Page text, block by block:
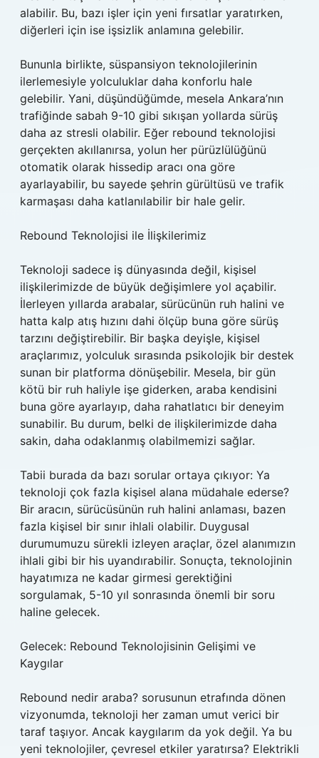
alabilir. Bu, bazı işler için yeni fırsatlar yaratırken,
diğerleri için ise işsizlik anlamına gelebilir.
Bununla birlikte, süspansiyon teknolojilerinin
ilerlemesiyle yolculuklar daha konforlu hale
gelebilir. Yani, düşündüğümde, mesela Ankara’nın
trafiğinde sabah 9-10 gibi sıkışan yollarda sürüş
daha az stresli olabilir. Eğer rebound teknolojisi
gerçekten akıllanırsa, yolun her pürüzlülüğünü
otomatik olarak hissedip aracı ona göre
ayarlayabilir, bu sayede şehrin gürültüsü ve trafik
karmaşası daha katlanılabilir bir hale gelir.
Rebound Teknolojisi ile İlişkilerimiz
Teknoloji sadece iş dünyasında değil, kişisel
ilişkilerimizde de büyük değişimlere yol açabilir.
İlerleyen yıllarda arabalar, sürücünün ruh halini ve
hatta kalp atış hızını dahi ölçüp buna göre sürüş
tarzını değiştirebilir. Bir başka deyişle, kişisel
araçlarımız, yolculuk sırasında psikolojik bir destek
sunan bir platforma dönüşebilir. Mesela, bir gün
kötü bir ruh haliyle işe giderken, araba kendisini
buna göre ayarlayıp, daha rahatlatıcı bir deneyim
sunabilir. Bu durum, belki de ilişkilerimizde daha
sakin, daha odaklanmış olabilmemizi sağlar.
Tabii burada da bazı sorular ortaya çıkıyor: Ya
teknoloji çok fazla kişisel alana müdahale ederse?
Bir aracın, sürücüsünün ruh halini anlaması, bazen
fazla kişisel bir sınır ihlali olabilir. Duygusal
durumumuzu sürekli izleyen araçlar, özel alanımızın
ihlali gibi bir his uyandırabilir. Sonuçta, teknolojinin
hayatımıza ne kadar girmesi gerektiğini
sorgulamak, 5-10 yıl sonrasında önemli bir soru
haline gelecek.
Gelecek: Rebound Teknolojisinin Gelişimi ve
Kaygılar
Rebound nedir araba? sorusunun etrafında dönen
vizyonumda, teknoloji her zaman umut verici bir
taraf taşıyor. Ancak kaygılarım da yok değil. Ya bu
yeni teknolojiler, çevresel etkiler yaratırsa? Elektrikli